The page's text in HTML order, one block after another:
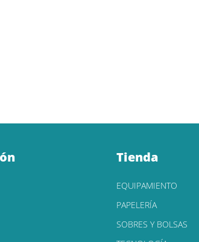
Tienda
EQUIPAMIENTO
PAPELERÍA
SOBRES Y BOLSAS